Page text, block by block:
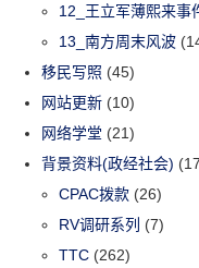
12_王立军薄熙来事
13_南方周末风波
移民写照 (45)
网站更新 (10)
网络学堂 (21)
背景资料(政经社会)
CPAC拨款 (26)
RV调研系列 (7)
TTC (262)